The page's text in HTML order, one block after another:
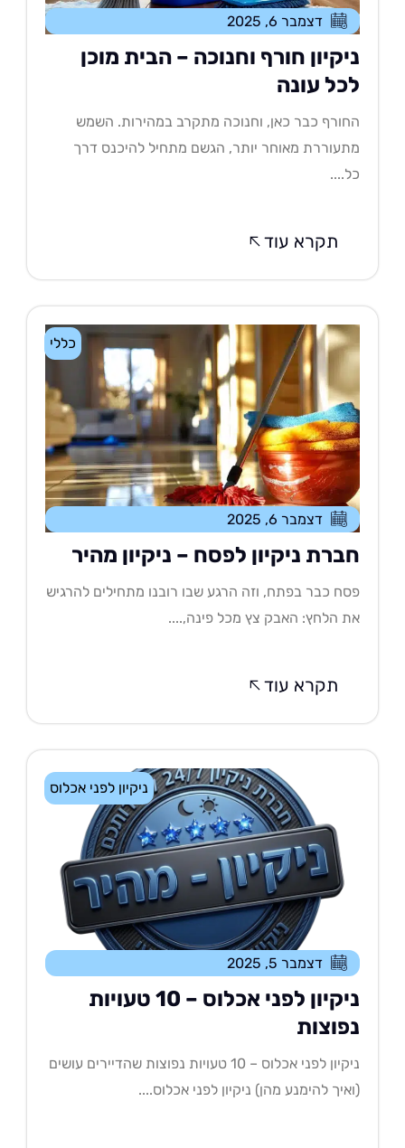
דצמבר 6, 2025
חורף וחנוכה – הבית מוכן
עונה
כבר כאן, וחנוכה מתקרב במהירות. השמש
מאוחר יותר, הגשם מתחיל להיכנס דרך
תקרא עוד
כללי
דצמבר 6, 2025
ניקיון לפסח – ניקיון מהיר
כבר בפתח, וזה הרגע שבו רובנו מתחילים להרגיש
הלחץ: האבק צץ מכל פינה,....
תקרא עוד
ניקיון לפני אכלוס
דצמבר 5, 2025
ניקיון לפני אכלוס – 10 טעויות
ניקיון לפני אכלוס – 10 טעויות נפוצות שהדיירים עושים
להימנע מהן) ניקיון לפני אכלוס....